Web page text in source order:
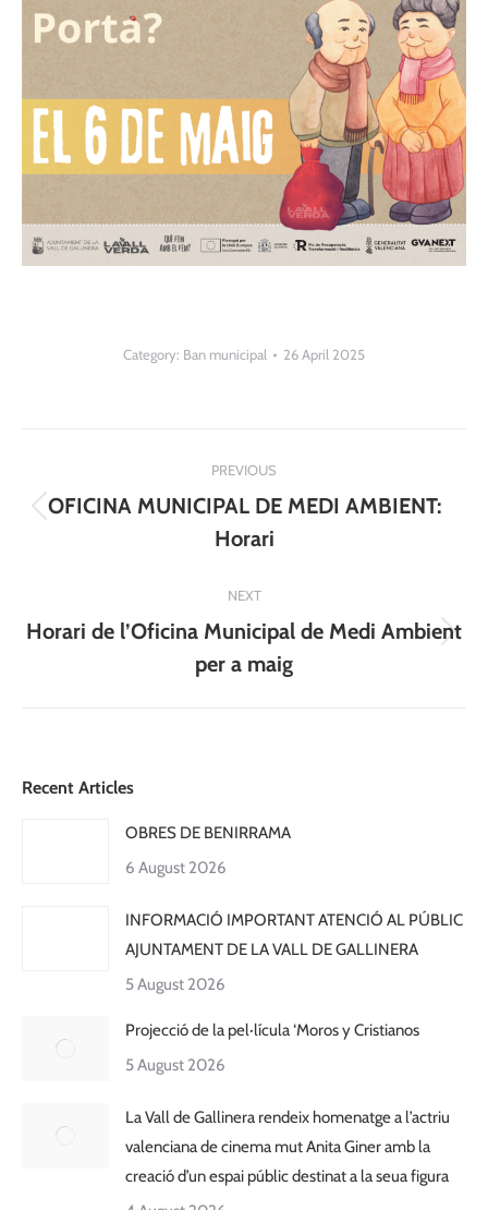
Category: Ban municipal 26 April 2025
navigation
PREVIOUS
Previous
post:
OFICINA MUNICIPAL DE MEDI AMBIENT:
Horari
NEXT
Next
post:
Horari de l’Oficina Municipal de Medi Ambient
per a maig
Recent Articles
OBRES DE BENIRRAMA
6 August 2026
INFORMACIÓ IMPORTANT ATENCIÓ AL PÚBLIC
AJUNTAMENT DE LA VALL DE GALLINERA
5 August 2026
Projecció de la pel·lícula ‘Moros y Cristianos
5 August 2026
La Vall de Gallinera rendeix homenatge a l’actriu
valenciana de cinema mut Anita Giner amb la
creació d’un espai públic destinat a la seua figura